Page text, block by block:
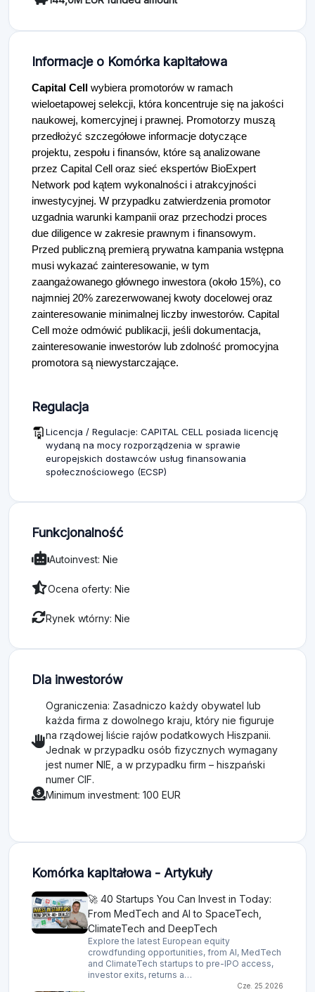
Informacje o Komórka kapitałowa
Capital Cell
wybiera promotorów w ramach
wieloetapowej selekcji, która koncentruje się na jakości
naukowej, komercyjnej i prawnej. Promotorzy muszą
przedłożyć szczegółowe informacje dotyczące
projektu, zespołu i finansów, które są analizowane
przez Capital Cell oraz sieć ekspertów BioExpert
Network pod kątem wykonalności i atrakcyjności
inwestycyjnej. W przypadku zatwierdzenia promotor
uzgadnia warunki kampanii oraz przechodzi proces
due diligence w zakresie prawnym i finansowym.
Przed publiczną premierą prywatna kampania wstępna
musi wykazać zainteresowanie, w tym
zaangażowanego głównego inwestora (około 15%), co
najmniej 20% zarezerwowanej kwoty docelowej oraz
zainteresowanie minimalnej liczby inwestorów. Capital
Cell może odmówić publikacji, jeśli dokumentacja,
zainteresowanie inwestorów lub zdolność promocyjna
promotora są niewystarczające.
Regulacja
Licencja / Regulacje: CAPITAL CELL posiada licencję
wydaną na mocy rozporządzenia w sprawie
europejskich dostawców usług finansowania
społecznościowego (ECSP)
Funkcjonalność
Autoinvest: Nie
Ocena oferty: Nie
Rynek wtórny: Nie
Dla inwestorów
Ograniczenia: Zasadniczo każdy obywatel lub
każda firma z dowolnego kraju, który nie figuruje
na rządowej liście rajów podatkowych Hiszpanii.
Jednak w przypadku osób fizycznych wymagany
jest numer NIE, a w przypadku firm – hiszpański
numer CIF.
Minimum investment: 100 EUR
Komórka kapitałowa - Artykuły
🚀 40 Startups You Can Invest in Today:
From MedTech and AI to SpaceTech,
ClimateTech and DeepTech
Explore the latest European equity
crowdfunding opportunities, from AI, MedTech
and ClimateTech startups to pre-IPO access,
investor exits, returns a…
Cze. 25.2026